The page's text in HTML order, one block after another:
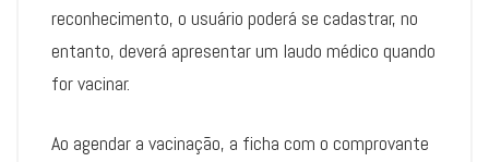
reconhecimento, o usuário poderá se cadastrar, no
entanto, deverá apresentar um laudo médico quando
for vacinar.
Ao agendar a vacinação, a ficha com o comprovante